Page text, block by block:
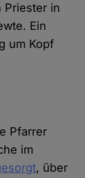
Priester in
Ein
um Kopf
Pfarrer
im
, über